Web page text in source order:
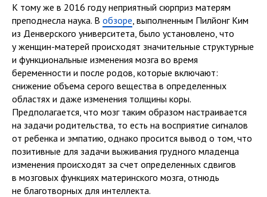
К тому же в 2016 году неприятный сюрприз матерям
преподнесла наука. В обзоре , выполненным Пилйонг Ким
из Денверского университета, было установлено, что
у женщин-матерей происходят значительные структурные
и функциональные изменения мозга во время
беременности и после родов, которые включают:
снижение объема серого вещества в определенных
областях и даже изменения толщины коры.
Предполагается, что мозг таким образом настраивается
на задачи родительства, то есть на восприятие сигналов
от ребенка и эмпатию, однако просится вывод о том, что
позитивные для задачи выживания грудного младенца
изменения происходят за счет определенных сдвигов
в мозговых функциях материнского мозга, отнюдь
не благотворных для интеллекта.